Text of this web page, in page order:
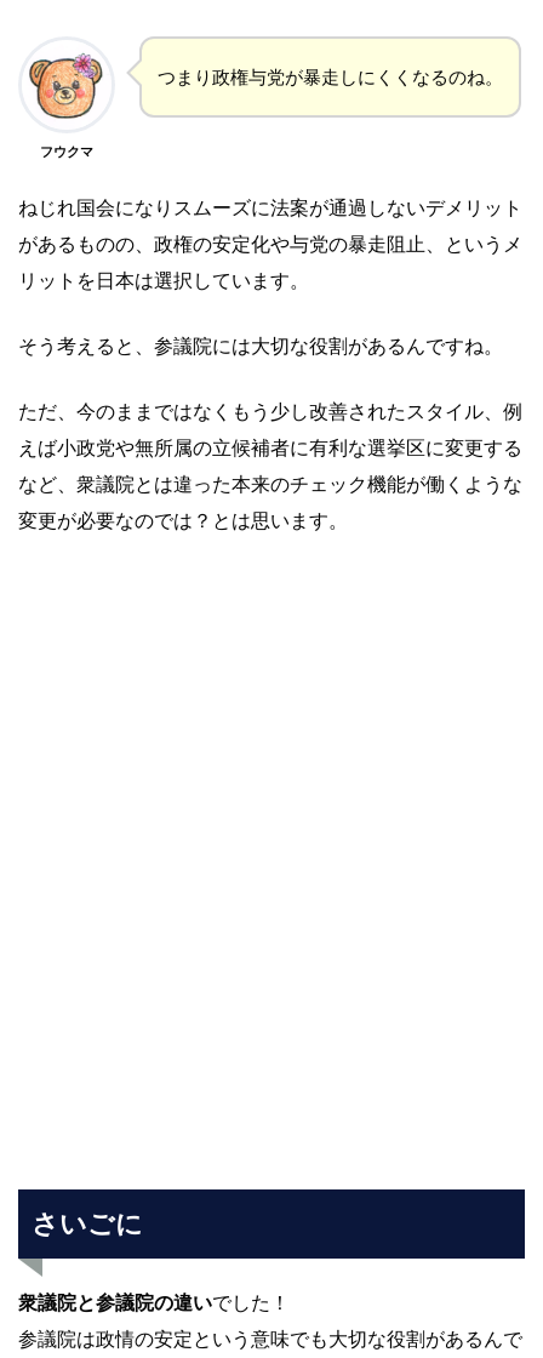
フウクマ
つまり政権与党が暴走しにくくなるのね。
ねじれ国会になりスムーズに法案が通過しないデメリット
があるものの、政権の安定化や与党の暴走阻止、というメ
リットを日本は選択しています。
そう考えると、参議院には大切な役割があるんですね。
ただ、今のままではなくもう少し改善されたスタイル、例
えば小政党や無所属の立候補者に有利な選挙区に変更する
など、衆議院とは違った本来のチェック機能が働くような
変更が必要なのでは？とは思います。
さいごに
衆議院と参議院の違いでした！
参議院は政情の安定という意味でも大切な役割があるんで